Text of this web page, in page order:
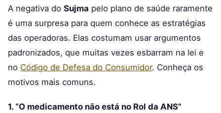
A negativa do Sujma pelo plano de saúde raramente
é uma surpresa para quem conhece as estratégias
das operadoras. Elas costumam usar argumentos
padronizados, que muitas vezes esbarram na lei e
no Código de Defesa do Consumidor. Conheça os
motivos mais comuns.
1. “O medicamento não está no Rol da ANS”